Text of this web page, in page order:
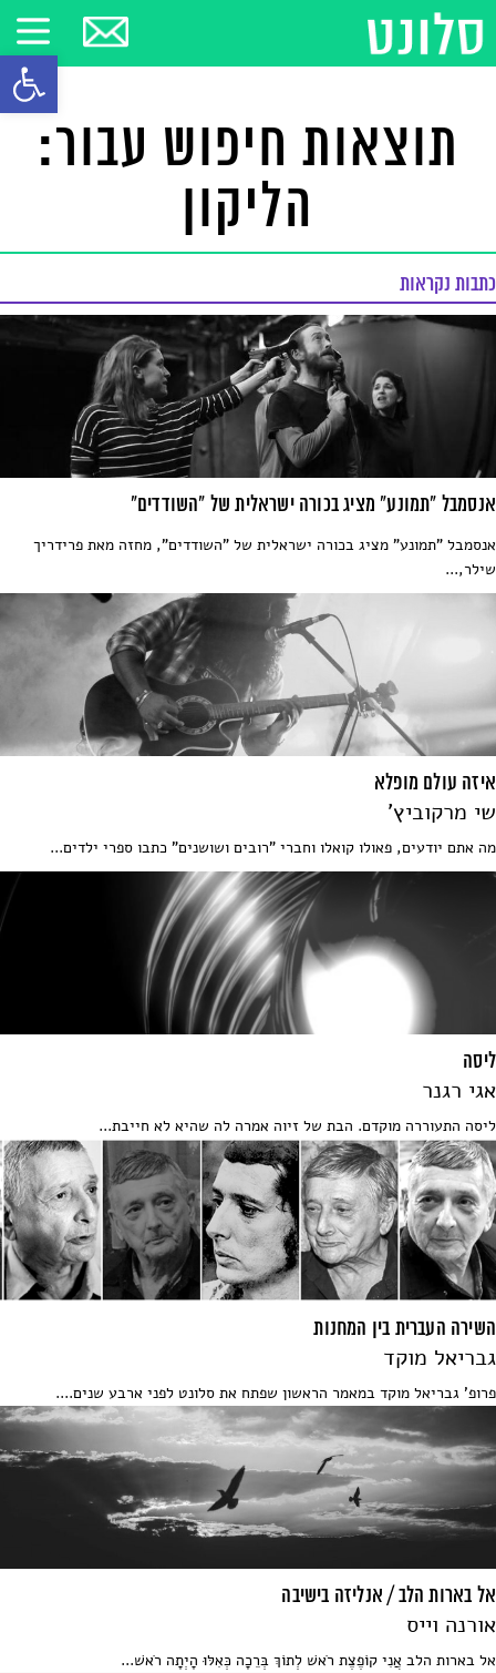
פתח
תוצאות חיפוש עבור:
הליקון
כתבות נקראות
אנסמבל "תמונע" מציג בכורה ישראלית של "השודדים"
אנסמבל "תמונע" מציג בכורה ישראלית של "השודדים", מחזה מאת פרידריך
שילר,...
איזה עולם מופלא
שי מרקוביץ'
מה אתם יודעים, פאולו קואלו וחברי "רובים ושושנים" כתבו ספרי ילדים...
ליסה
אגי רגנר
ליסה התעוררה מוקדם. הבת של זיוה אמרה לה שהיא לא חייבת...
השירה העברית בין המחנות
גבריאל מוקד
פרופ' גבריאל מוקד במאמר הראשון שפתח את סלונט לפני ארבע שנים....
אל בארות הלב / אנליזה בישיבה
אורנה וייס
אל בארות הלב אֲנִי קוֹפֶצֶת רֹאשׁ לְתוֹךְ בְּרֵכָה כְּאִלּוּ הָיְתָה רֹאשׁ...